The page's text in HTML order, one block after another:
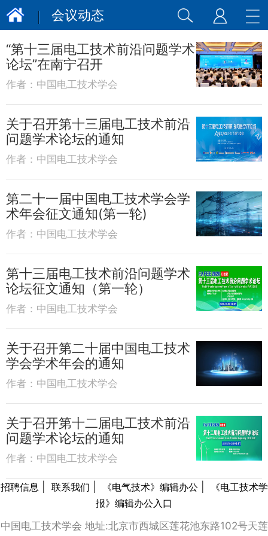
会议动态
“第十三届电工技术前沿问题学术
论坛”在南宁召开
作者： 中国电工技术学会
关于召开第十三届电工技术前沿
问题学术论坛的通知
作者： 中国电工技术学会
第二十一届中国电工技术学会学
术年会征文通知(第一轮)
作者： 中国电工技术学会
第十三届电工技术前沿问题学术
论坛征文通知（第一轮）
作者： 中国电工技术学会
关于召开第二十届中国电工技术
学会学术年会的通知
作者： 中国电工技术学会
关于召开第十二届电工技术前沿
问题学术论坛的通知
作者： 中国电工技术学会
招聘信息 联系我们 《电气技术》编辑办公|
《电工技术学
报》编辑办公入口
中国电工技术学会 地址:北京市西城区莲花池东路102号天莲